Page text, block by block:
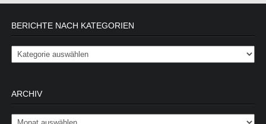
BERICHTE NACH KATEGORIEN
Berichte nach Kategorien
ARCHIV
Archiv